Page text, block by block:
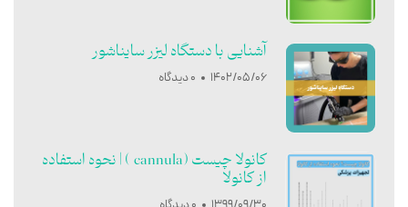
آشنایی با دستگاه لیزر سایناشور
1402/05/06 0 دیدگاه
کانولا چیست (cannula ) | نحوه استفاده
از کانولا